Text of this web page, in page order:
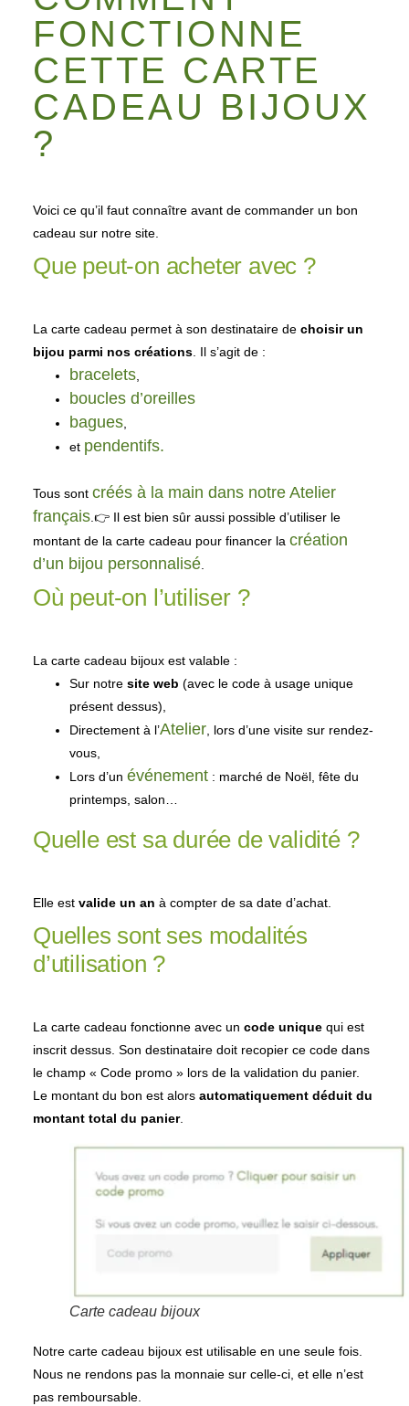
FONCTIONNE
CETTE CARTE
CADEAU BIJOUX
?
Voici ce qu’il faut connaître avant de commander un bon
cadeau sur notre site.
Que peut-on acheter avec ?
La carte cadeau permet à son destinataire de choisir un
bijou parmi nos créations . Il s’agit de :
bracelets
boucles d’oreilles
bagues
et pendentifs.
Tous sont créés à la main dans notre Atelier
français .👉 Il est bien sûr aussi possible d’utiliser le
montant de la carte cadeau pour financer la création
d’un bijou personnalisé
Où peut-on l’utiliser ?
La carte cadeau bijoux est valable :
Sur notre site web (avec le code à usage unique
présent dessus),
Directement à l’Atelier , lors d’une visite sur rendez-
vous,
Lors d’un événement : marché de Noël, fête du
printemps, salon…
Quelle est sa durée de validité ?
Elle est valide un an à compter de sa date d’achat.
Quelles sont ses modalités
d’utilisation ?
La carte cadeau fonctionne avec un code unique qui est
inscrit dessus. Son destinataire doit recopier ce code dans
le champ « Code promo » lors de la validation du panier.
Le montant du bon est alors automatiquement déduit du
montant total du panier.
Carte cadeau bijoux
Notre carte cadeau bijoux est utilisable en une seule fois.
Nous ne rendons pas la monnaie sur celle-ci, et elle n’est
pas remboursable.